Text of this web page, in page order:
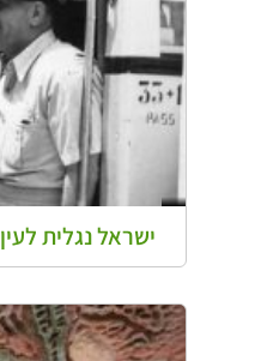
ישראל נגלית לעין